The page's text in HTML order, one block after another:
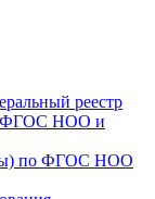
реестр
ФГОС НОО и
по ФГОС НОО